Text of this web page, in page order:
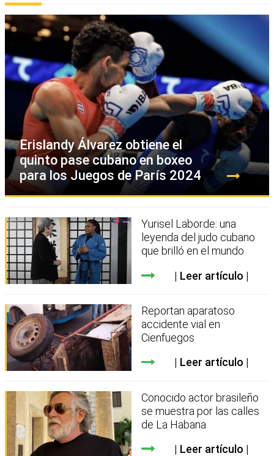
Erislandy Álvarez obtiene el
quinto pase cubano en boxeo
para los Juegos de París 2024
Yurisel Laborde: una
leyenda del judo cubano
que brilló en el mundo
Leer artículo
Reportan aparatoso
accidente vial en
Cienfuegos
Leer artículo
Conocido actor brasileño
se muestra por las calles
de La Habana
Leer artículo